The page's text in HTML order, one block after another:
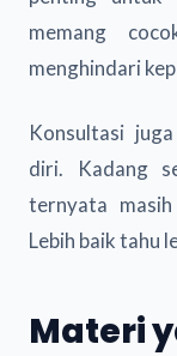
memang
menghindari
Konsultasi
diri. Kadang
ternyata
Lebih baik tahu
Materi